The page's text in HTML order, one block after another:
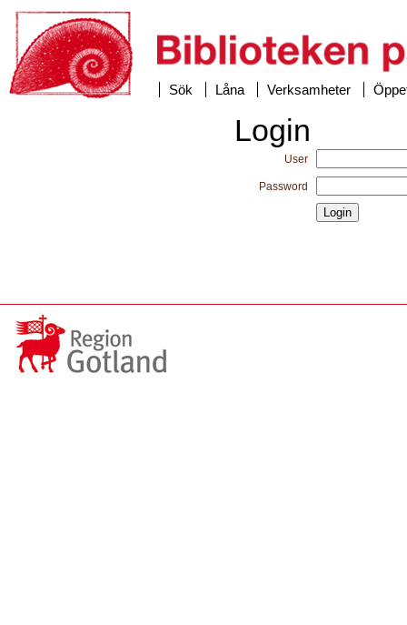
Sök Låna Verksamheter
Login
User
Password